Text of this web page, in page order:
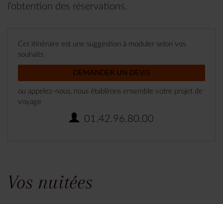
l’obtention des réservations.
Cet itinéraire est une suggestion à moduler selon vos
souhaits
DEMANDER UN DEVIS
ou appelez-nous, nous établirons ensemble votre projet de
voyage
01.42.96.80.00
Vos nuitées